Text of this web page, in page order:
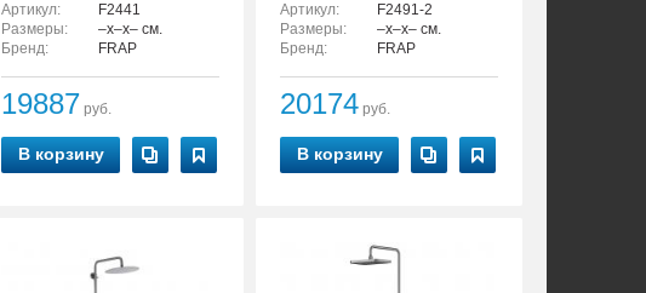
Артикул:
F2441
Размеры:
–x–x– см.
Бренд:
FRAP
19887 руб.
В корзину
Артикул:
F2491-2
Размеры:
–x–x– см.
Бренд:
FRAP
20174 руб.
В корзину